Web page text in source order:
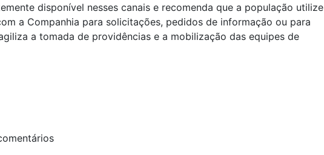
disponível nesses canais e recomenda que a população utilize
a Companhia para solicitações, pedidos de informação ou para
a tomada de providências e a mobilização das equipes de